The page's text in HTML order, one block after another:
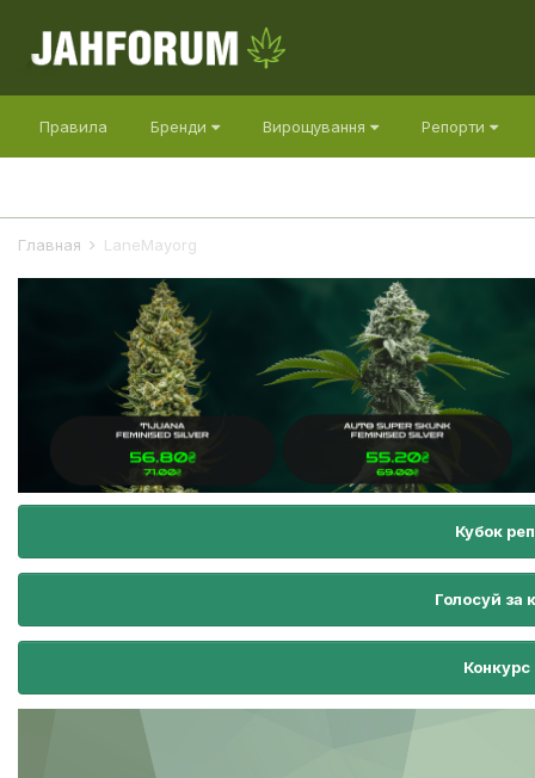
Правила Бренди Вирощування Репорти
Главная LaneMayorg
Кубок
Голосуй